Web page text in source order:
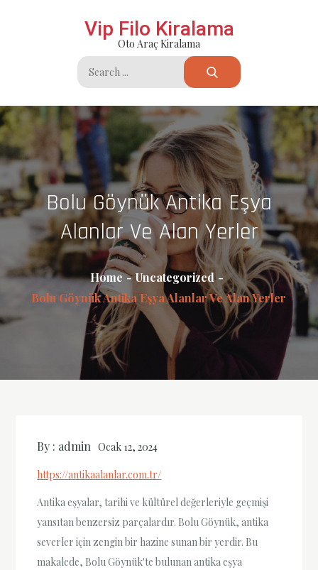
Vip Filo Kiralama
Oto Araç Kiralama
Search
for:
Bolu Göynük Antika Eşya
Alanlar Ve Alan Yerler
Home
Uncategorized
Bolu Göynük Antika Eşya Alanlar Ve Alan Yerler
By : admin Ocak 12, 2024
https://antikaalanlar.com.tr/
Antika eşyalar, tarihi ve kültürel değerleriyle geçmişi
yansıtan benzersiz parçalardır. Bolu Göynük, antika
severler için zengin bir hazine sunan bir yerdir. Bu
makalede, Bolu Göynük'te bulunan antika eşya